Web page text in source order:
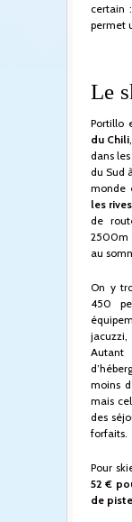
certain
permet
Le
Portillo
du Chili
dans
du Sud
monde
les
de
2500m
au
On y
450
moins
mais
des
forfaits.
Pour
52 €
de